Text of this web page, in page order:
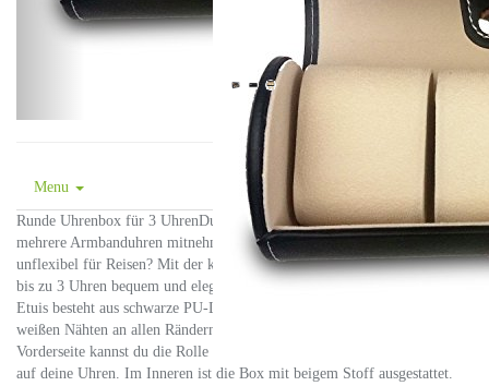
Menu
Runde Uhrenbox für 3 UhrenDu bist häufig unterwegs und möchtest
mehrere Armbanduhren mitnehmen? Dir ist eine große Uhrenbox zu
unflexibel für Reisen? Mit der kompakten Mocuni-Uhrenrolle kannst du
bis zu 3 Uhren bequem und elegant transportieren. Die Außenseite des
Etuis besteht aus schwarze PU-Leder mit einer glatten Oberfläche und
weißen Nähten an allen Rändern. Dank dem Druckverschluss auf der
Vorderseite kannst du die Rolle mit einer Hand öffnen und hast Zugriff
auf deine Uhren. Im Inneren ist die Box mit beigem Stoff ausgestattet.